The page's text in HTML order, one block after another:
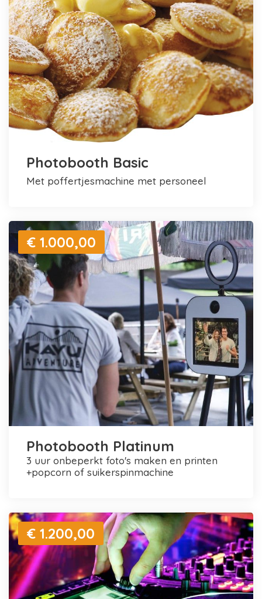
Photobooth Basic
met poffertjesmachine met personeel
€ 1.000,00
Photobooth Platinum
3 uur onbeperkt foto's maken en printen
+popcorn of suikerspinmachine
€ 1.200,00